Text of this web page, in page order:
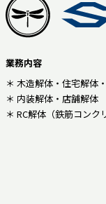
業務内容
＊ 木造解体・住宅解体
＊ 内装解体・店舗解体
＊ RC解体（鉄筋コンク